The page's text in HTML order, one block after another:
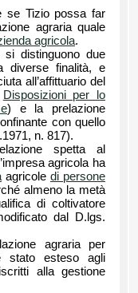
se Tizio possa far
agraria quale
agricola.
si distinguono due
diverse finalità, e
all’affittuario del
Disposizioni per lo
) e la prelazione
con quello
n. 817).
spetta al
agricola ha
agricole di persone
almeno la metà
di coltivatore
dal D.lgs.
agraria per
stato esteso agli
alla gestione